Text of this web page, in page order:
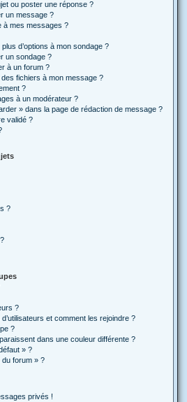
ou poster une réponse ?
un message ?
à mes messages ?
d’options à mon sondage ?
un sondage ?
à un forum ?
fichiers à mon message ?
?
à un modérateur ?
» dans la page de rédaction de message ?
validé ?
?
?
et comment les rejoindre ?
?
dans une couleur différente ?
» ?
du forum » ?
privés !